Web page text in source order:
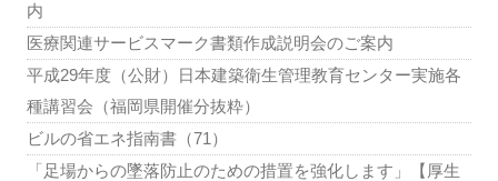
内
医療関連サービスマーク書類作成説明会のご案内
平成29年度（公財）日本建築衛生管理教育センター実施各
種講習会（福岡県開催分抜粋）
ビルの省エネ指南書（71）
「足場からの墜落防止のための措置を強化します」【厚生